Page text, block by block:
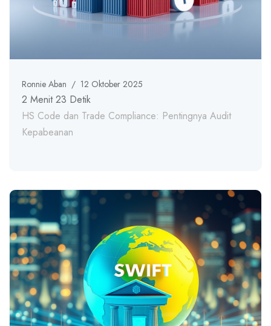
Ronnie Aban / 12 Oktober 2025
2 Menit 23 Detik
HS Code dan Trade Compliance: Pentingnya Audit
Kepabeanan